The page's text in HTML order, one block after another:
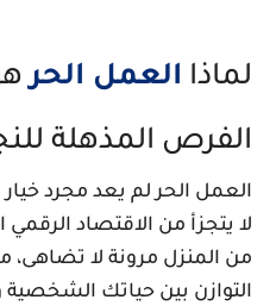
العمل الحرهو
المذهلة
الحر لم يعد مجرد خيار
يتجزأ من الاقتصاد الرقمي
المنزل مرونة لا تضاهى،
بين حياتك الشخصية